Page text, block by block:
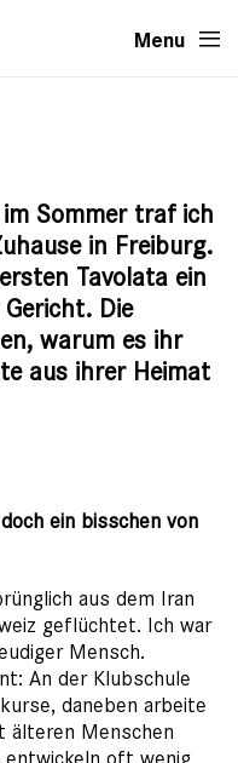
Menu
Sommer traf ich
in Freiburg.
Tavolata ein
Die
warum es ihr
aus ihrer Heimat
ein bisschen von
aus dem Iran
geflüchtet. Ich war
Mensch.
An der Klubschule
daneben arbeite
älteren Menschen